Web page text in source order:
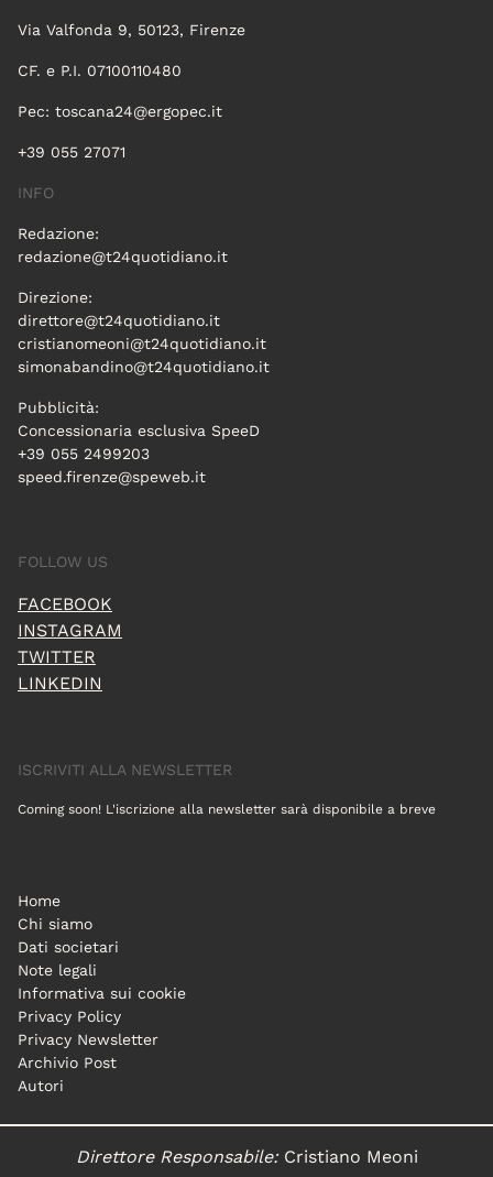
Via Valfonda 9, 50123, Firenze
CF. e P.I. 07100110480
Pec: toscana24@ergopec.it
+39 055 27071
INFO
Redazione:
redazione@t24quotidiano.it
Direzione:
direttore@t24quotidiano.it
cristianomeoni@t24quotidiano.it
simonabandino@t24quotidiano.it
Pubblicità:
Concessionaria esclusiva SpeeD
+39 055 2499203
speed.firenze@speweb.it
FOLLOW US
FACEBOOK
INSTAGRAM
TWITTER
LINKEDIN
ISCRIVITI ALLA NEWSLETTER
Coming soon! L'iscrizione alla newsletter sarà disponibile a breve
Home
Chi siamo
Dati societari
Note legali
Informativa sui cookie
Privacy Policy
Privacy Newsletter
Archivio Post
Autori
Direttore Responsabile:Cristiano Meoni